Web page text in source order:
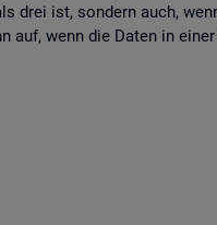
drei ist, son­dern auch,
auf, wenn die Daten in